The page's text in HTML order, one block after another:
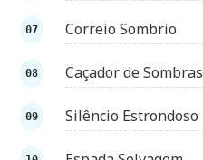
Correio Sombrio
Caçador de Sombras
Silêncio Estrondoso